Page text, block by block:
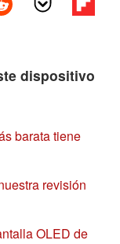
dispositivo
barata tiene
revisión
OLED de